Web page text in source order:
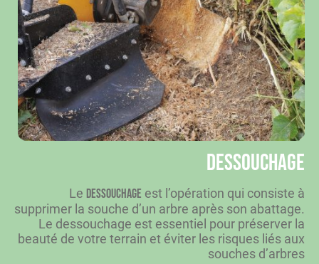
Dessouchage
Le dessouchage est l’opération qui consiste à
supprimer la souche d’un arbre après son abattage.
Le dessouchage est essentiel pour préserver la
beauté de votre terrain et éviter les risques liés aux
souches d’arbres